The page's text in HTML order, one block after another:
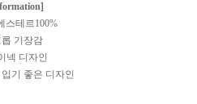
스테르100%
기장감
넥 디자인
기 좋은 디자인